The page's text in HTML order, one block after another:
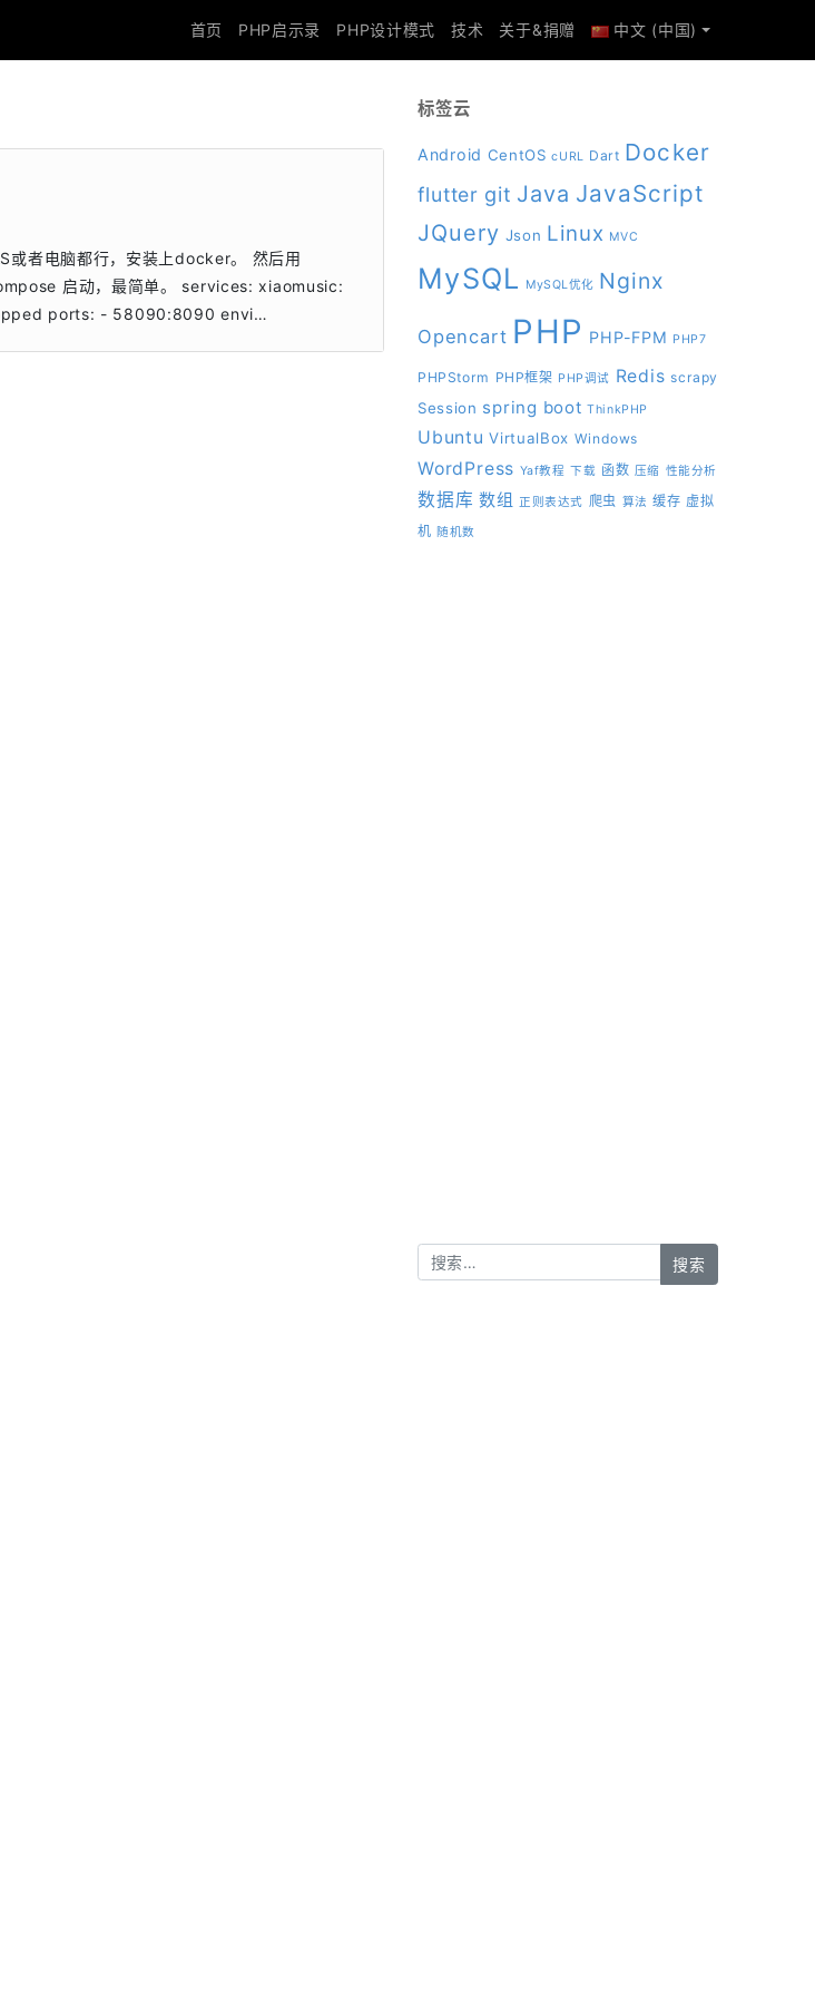
首页 PHP启示录 PHP设计模式 技术 关于&捐赠 中文 (中国)
或者电脑都行，安装上docker。 然后用
启动，最简单。 services: xiaomusic:
ports: - 58090:8090 envi…
标签云
Android CentOS cURL Dart Docker
flutter git Java JavaScript
JQuery Json Linux MVC
MySQL MySQL优化 Nginx
Opencart PHP PHP-FPM PHP7
PHPStorm PHP框架 PHP调试 Redis scrapy
Session spring boot ThinkPHP
Ubuntu VirtualBox Windows
WordPress Yaf教程 下载 函数 压缩 性能分析
数据库 数组 正则表达式 爬虫 算法 缓存 虚拟
机 随机数